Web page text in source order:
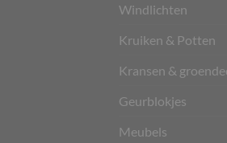
Windlichten
Kruiken & Potten
Kransen &
Geurblokjes
Meubels